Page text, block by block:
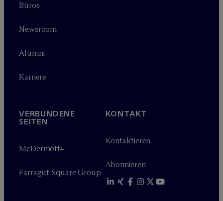
Büros
Newsroom
Alumni
Karriere
VERBUNDENE
SEITEN
McDermott+
Farragut Square Group
KONTAKT
Kontaktieren
Abonnieren